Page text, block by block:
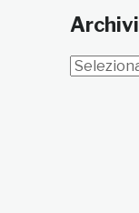
Archivi
Archivi